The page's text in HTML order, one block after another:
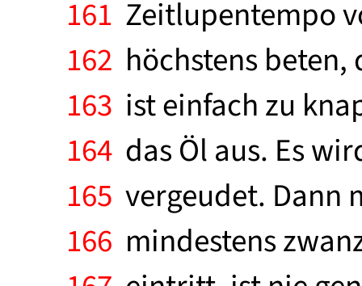
161 Zeitlupentempo
162 höchstens
163 ist einfach zu
164 das Öl aus. Es
165 vergeudet. Dann
166 mindestens